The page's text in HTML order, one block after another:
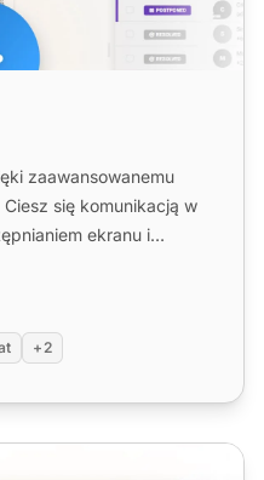
zaawansowanemu
się komunikacją w
ekranu i
+2